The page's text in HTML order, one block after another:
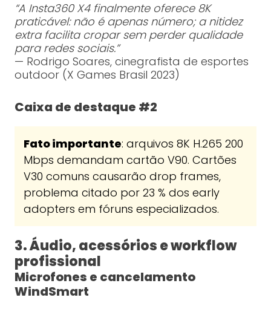
“A Insta360 X4 finalmente oferece 8K
praticável: não é apenas número; a nitidez
extra facilita cropar sem perder qualidade
para redes sociais.”
— Rodrigo Soares, cinegrafista de esportes
outdoor (X Games Brasil 2023)
Caixa de destaque #2
Fato importante: arquivos 8K H.265 200
Mbps demandam cartão V90. Cartões
V30 comuns causarão drop frames,
problema citado por 23 % dos early
adopters em fóruns especializados.
3. Áudio, acessórios e workflow
profissional
Microfones e cancelamento
WindSmart